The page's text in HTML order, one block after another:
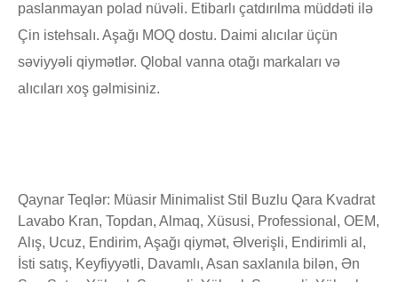
paslanmayan polad nüvəli. Etibarlı çatdırılma müddəti ilə
Çin istehsalı. Aşağı MOQ dostu. Daimi alıcılar üçün
səviyyəli qiymətlər. Qlobal vanna otağı markaları və
alıcıları xoş gəlmisiniz.
Qaynar Teqlər: Müasir Minimalist Stil Buzlu Qara Kvadrat
Lavabo Kran, Topdan, Almaq, Xüsusi, Professional, OEM,
Alış, Ucuz, Endirim, Aşağı qiymət, Əlverişli, Endirimli al,
İsti satış, Keyfiyyətli, Davamlı, Asan saxlanıla bilən, Ən